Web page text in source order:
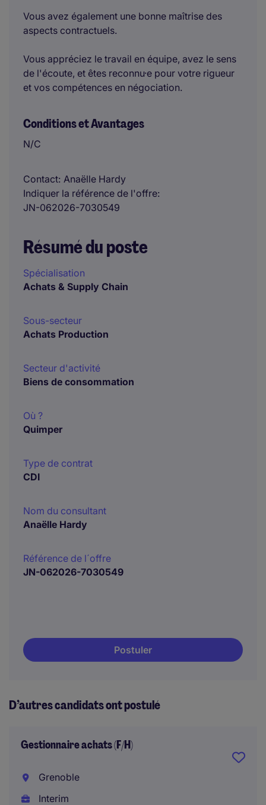
Vous avez également une bonne maîtrise des
aspects contractuels.
Vous appréciez le travail en équipe, avez le sens
de l'écoute, et êtes reconnu·e pour votre rigueur
et vos compétences en négociation.
Conditions et Avantages
N/C
Contact Anaëlle Hardy
Indiquer la référence de l'offre
JN-062026-7030549
Résumé du poste
Spécialisation
Achats & Supply Chain
Sous-secteur
Achats Production
Secteur d'activité
Biens de consommation
Où ?
Quimper
Type de contrat
CDI
Nom du consultant
Anaëlle Hardy
Référence de l´offre
JN-062026-7030549
Postuler
D’autres candidats ont postulé
Gestionnaire achats (F/H)
Grenoble
Interim